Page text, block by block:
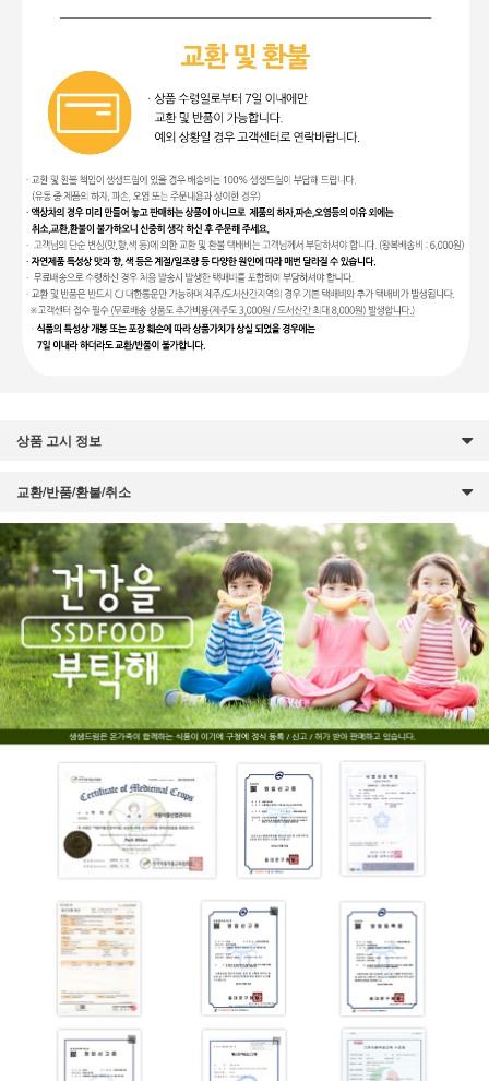
상품 고시 정보
교환/반품/환불/취소